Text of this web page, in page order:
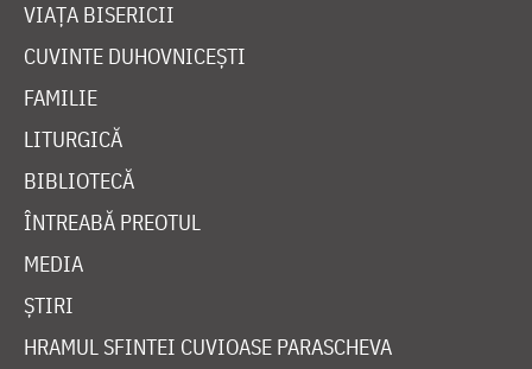
VIAȚA BISERICII
CUVINTE DUHOVNICEȘTI
FAMILIE
LITURGICĂ
BIBLIOTECĂ
ÎNTREABĂ PREOTUL
MEDIA
ȘTIRI
HRAMUL SFINTEI CUVIOASE PARASCHEVA